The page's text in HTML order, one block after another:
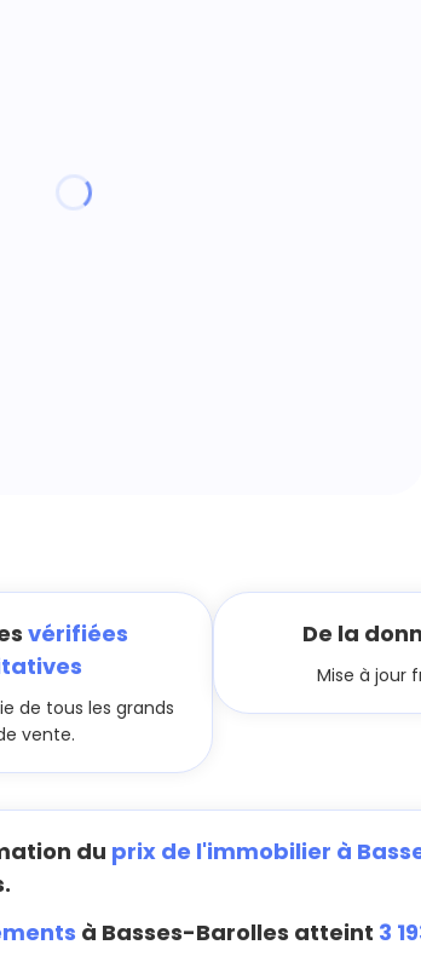
vérifiées
de tous les grands
vente.
De la
Mise à jour
du prix de l'immobilier à
à Basses-Barolles atteint 3